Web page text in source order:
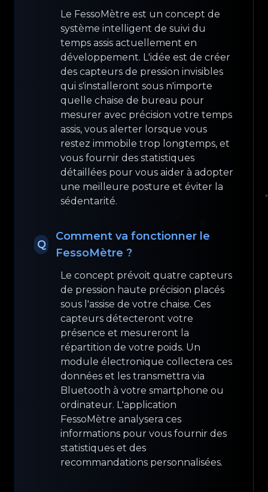
Le FessoMètre est un concept de
système intelligent de suivi du
temps assis actuellement en
développement. L'idée est de créer
des capteurs de pression invisibles
qui s'installeront sous n'importe
quelle chaise de bureau pour
mesurer avec précision votre temps
assis, vous alerter lorsque vous
restez immobile trop longtemps, et
vous fournir des statistiques
détaillées pour vous aider à adopter
une meilleure posture et éviter la
sédentarité.
Q
Comment va fonctionner le
FessoMètre ?
Le concept prévoit quatre capteurs
de pression haute précision placés
sous l'assise de votre chaise. Ces
capteurs détecteront votre
présence et mesureront la
répartition de votre poids. Un
module électronique collectera ces
données et les transmettra via
Bluetooth à votre smartphone ou
ordinateur. L'application
FessoMètre analysera ces
informations pour vous fournir des
statistiques et des
recommandations personnalisées.